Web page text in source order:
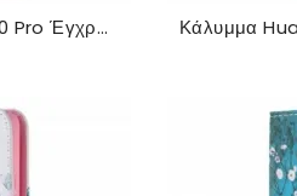
Κάλυμμα Huawei P50 Pro Έγχρωμο Δέντρο